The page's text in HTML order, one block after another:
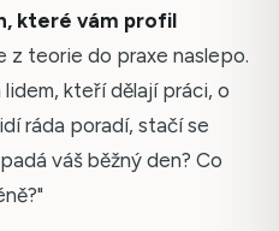
které vám profil
z teorie do praxe naslepo.
kteří dělají práci, o
ráda poradí, stačí se
váš běžný den? Co